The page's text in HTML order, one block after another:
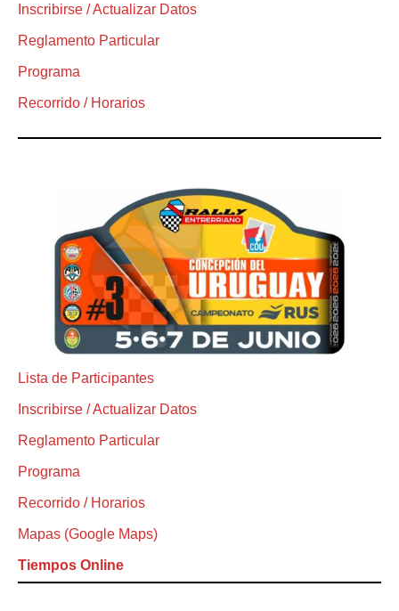
Inscribirse / Actualizar Datos
Reglamento Particular
Programa
Recorrido / Horarios
Lista de Participantes
Inscribirse / Actualizar Datos
Reglamento Particular
Programa
Recorrido / Horarios
Mapas (Google Maps)
Tiempos Online